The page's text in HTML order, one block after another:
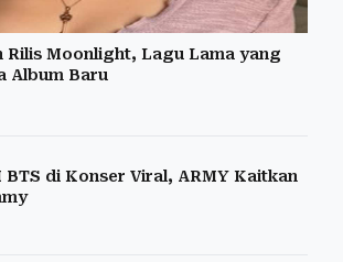
Rilis Moonlight, Lagu Lama yang
Album Baru
BTS di Konser Viral, ARMY Kaitkan